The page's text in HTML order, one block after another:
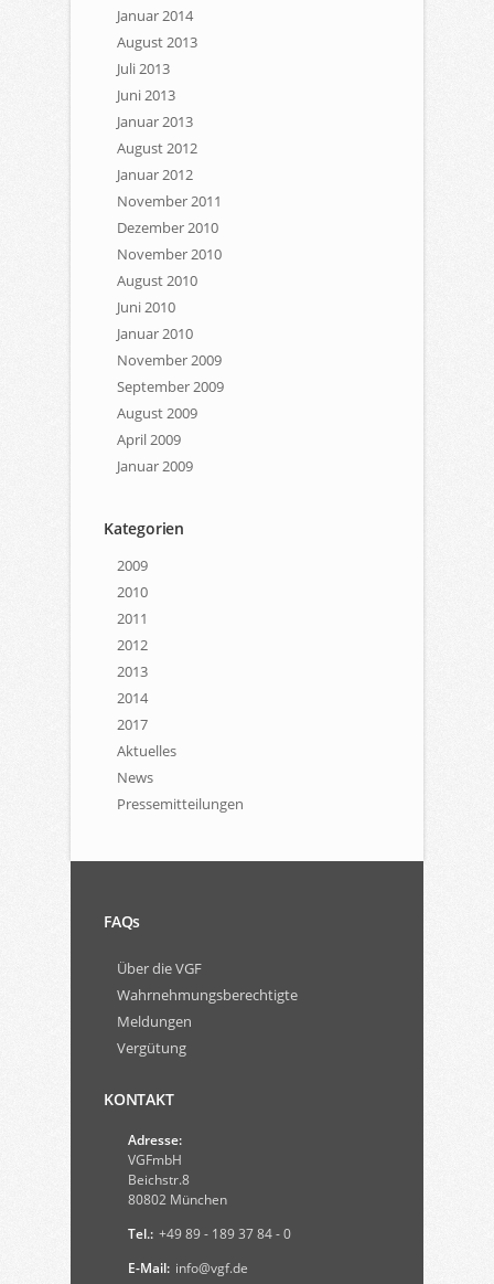
Januar 2014
August 2013
Juli 2013
Juni 2013
Januar 2013
August 2012
Januar 2012
November 2011
Dezember 2010
November 2010
August 2010
Juni 2010
Januar 2010
November 2009
September 2009
August 2009
April 2009
Januar 2009
Kategorien
2009
2010
2011
2012
2013
2014
2017
Aktuelles
News
Pressemitteilungen
FAQs
Über die VGF
Wahrnehmungsberechtigte
Meldungen
Vergütung
KONTAKT
Adresse:
VGFmbH
Beichstr.8
80802 München
Tel.: +49 89 - 189 37 84 - 0
E-Mail: info@vgf.de